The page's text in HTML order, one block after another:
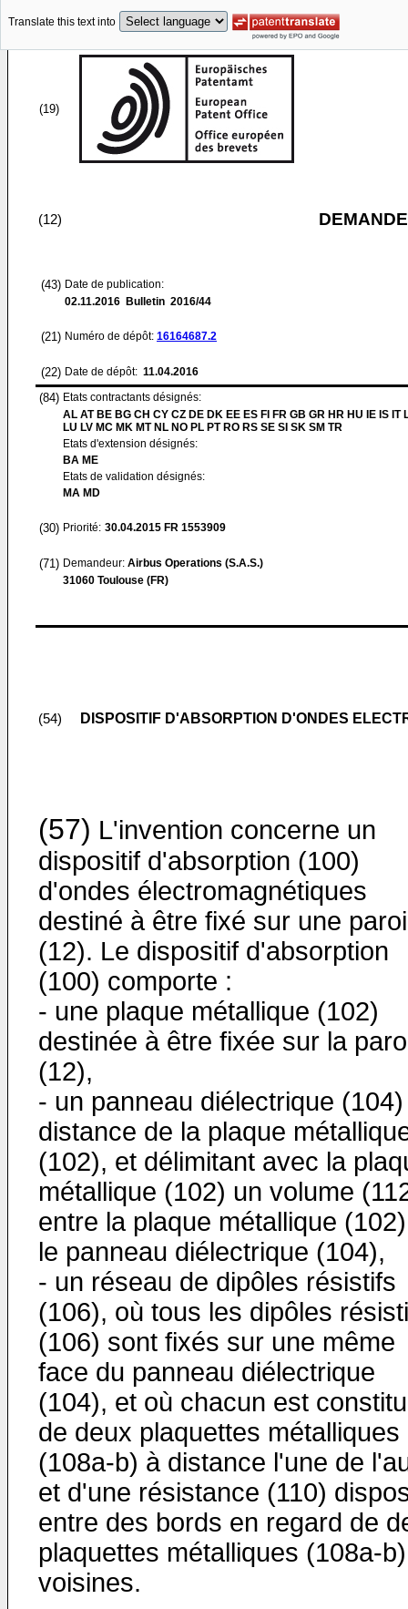
Translate this text into
(19)
(12)
(43) Date de publication:
02.11.2016 Bulletin 2016/44
(21) Numéro de dépôt: 16164687.2
(22) Date de dépôt: 11.04.2016
(84) Etats contractants désignés:
AL AT BE BG CH CY CZ DE DK EE ES FI FR GB GR HR HU IE IS IT
LU LV MC MK MT NL NO PL PT RO RS SE SI SK SM TR
Etats d'extension désignés:
BA ME
Etats de validation désignés:
MA MD
(30) Priorité: 30.04.2015 FR 1553909
(71) Demandeur: Airbus Operations (S.A.S.)
31060 Toulouse (FR)
(54) DISPOSITIF D'ABSORPTION D'ONDES
(57) L'invention concerne un
dispositif d'absorption (100)
d'ondes électromagnétiques
destiné à être fixé sur une paroi
(12). Le dispositif d'absorption
(100) comporte :
- une plaque métallique (102)
destinée à être fixée sur la
(12),
- un panneau diélectrique
distance de la plaque
(102), et délimitant avec la
métallique (102) un volume
entre la plaque métallique
le panneau diélectrique (104),
- un réseau de dipôles résistifs
(106), où tous les dipôles
(106) sont fixés sur une même
face du panneau diélectrique
(104), et où chacun est
de deux plaquettes métalliques
(108a-b) à distance l'une de
et d'une résistance (110)
entre des bords en regard de
plaquettes métalliques (108a-b)
voisines.